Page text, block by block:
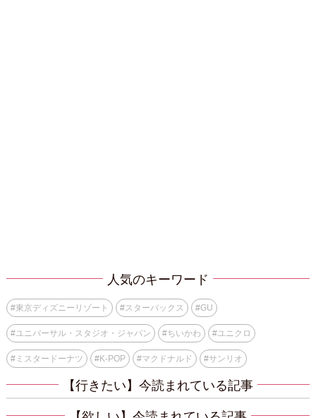
人気のキーワード
#東京ディズニーリゾート #スターバックス #GU
#ユニバーサル・スタジオ・ジャパン #ちいかわ #ユニクロ
#ミスタードーナツ #K-POP #マクドナルド #サンリオ
【行きたい】今読まれている記事